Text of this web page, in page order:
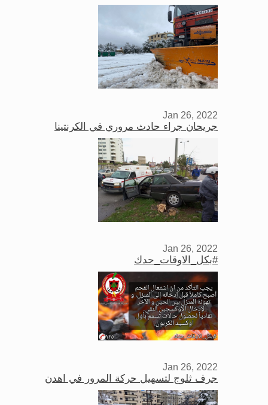
Jan 26, 2022
جريحان جراء حادث مروري في الكرنتينا
Jan 26, 2022
#بكل_الاوقات_حدك
Jan 26, 2022
جرف ثلوج لتسهيل حركة المرور في اهدن